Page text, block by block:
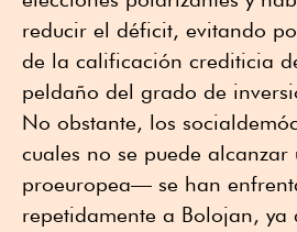
reducir ⁠el déficit, evitando
de la calificación crediticia
⁠peldaño del grado de
No obstante, los
cuales no se puede alcanzar
proeuropea— se han
repetidamente a Bolojan, ya